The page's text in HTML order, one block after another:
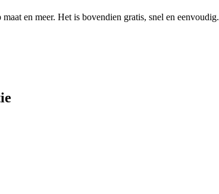
en meer. Het is bovendien gratis, snel en eenvoudig.